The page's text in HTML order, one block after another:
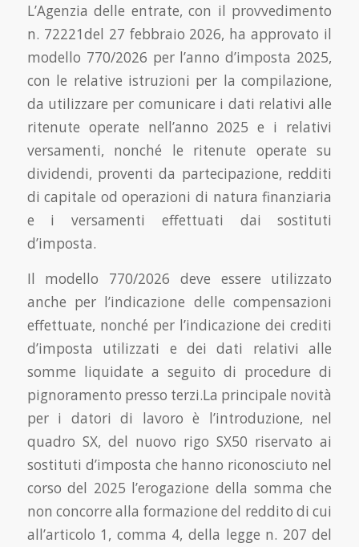
L’Agenzia delle entrate, con il provvedimento
n. 72221del 27 febbraio 2026, ha approvato il
modello 770/2026 per l’anno d’imposta 2025,
con le relative istruzioni per la compilazione,
da utilizzare per comunicare i dati relativi alle
ritenute operate nell’anno 2025 e i relativi
versamenti, nonché le ritenute operate su
dividendi, proventi da partecipazione, redditi
di capitale od operazioni di natura finanziaria
e i versamenti effettuati dai sostituti
d’imposta.
Il modello 770/2026 deve essere utilizzato
anche per l’indicazione delle compensazioni
effettuate, nonché per l’indicazione dei crediti
d’imposta utilizzati e dei dati relativi alle
somme liquidate a seguito di procedure di
pignoramento presso terzi.La principale novità
per i datori di lavoro è l’introduzione, nel
quadro SX, del nuovo rigo SX50 riservato ai
sostituti d’imposta che hanno riconosciuto nel
corso del 2025 l’erogazione della somma che
non concorre alla formazione del reddito di cui
all’articolo 1, comma 4, della legge n. 207 del